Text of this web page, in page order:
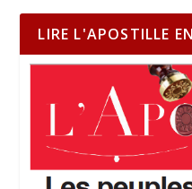
LIRE L'APOSTILLE